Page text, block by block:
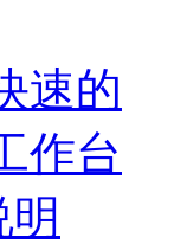
速的
作台